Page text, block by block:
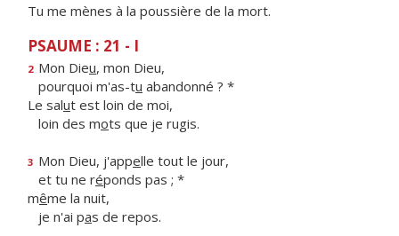
Tu me mènes à la poussière de la mort.
PSAUME : 21 - I
2 Mon Dieu, mon Dieu,
pourquoi m'as-tu abandonné ? *
Le salut est loin de moi,
loin des mots que je rugis.
3 Mon Dieu, j'appelle tout le jour,
et tu ne réponds pas ; *
même la nuit,
je n'ai pas de repos.